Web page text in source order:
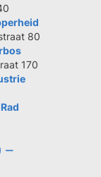
80
170
–